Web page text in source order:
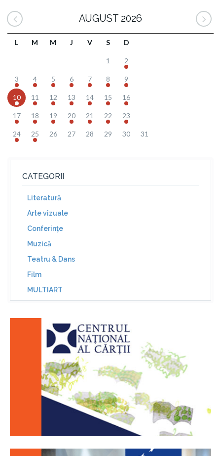
AUGUST 2026
L M M J V S D
1 2
3 4 5 6 7 8 9
10 11 12 13 14 15 16
17 18 19 20 21 22 23
24 25 26 27 28 29 30 31
CATEGORII
Literatură
Arte vizuale
Conferinţe
Muzică
Teatru & Dans
Film
MULTIART